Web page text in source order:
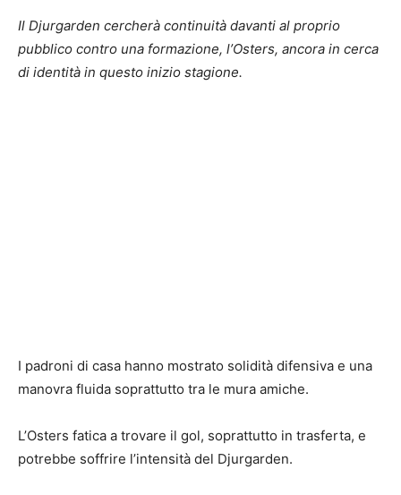
Il Djurgarden cercherà continuità davanti al proprio
pubblico contro una formazione, l’Osters, ancora in cerca
di identità in questo inizio stagione.
I padroni di casa hanno mostrato solidità difensiva e una
manovra fluida soprattutto tra le mura amiche.
L’Osters fatica a trovare il gol, soprattutto in trasferta, e
potrebbe soffrire l’intensità del Djurgarden.